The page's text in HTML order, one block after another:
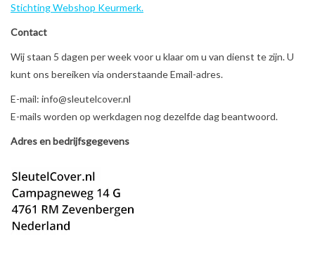
Stichting Webshop Keurmerk.
Contact
Wij staan 5 dagen per week voor u klaar om u van dienst te zijn. U
kunt ons bereiken via onderstaande Email-adres.
E-mail: info@sleutelcover.nl
E-mails worden op werkdagen nog dezelfde dag beantwoord.
Adres en bedrijfsgegevens